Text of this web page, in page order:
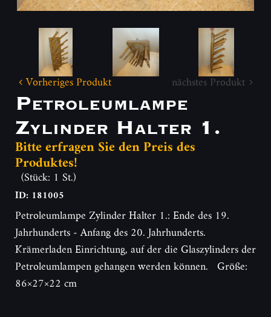
Vorheriges Produkt nächstes Produkt
Petroleumlampe
Zylinder Halter 1.
Bitte erfragen Sie den Preis des
Produktes!
(Stück: 1 St.)
ID: 181005
Petroleumlampe Zylinder Halter 1.: Ende des 19.
Jahrhunderts - Anfang des 20. Jahrhunderts.
Krämerladen Einrichtung, auf der die Glaszylinders der
Petroleumlampen gehangen werden können. Größe:
86×27×22 cm